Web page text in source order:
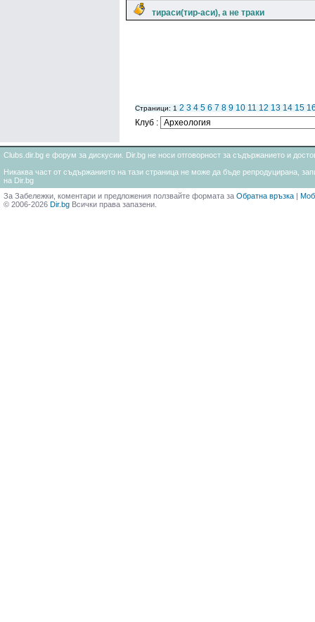
тираси(тир-аси), а не траки
Страници: 1 2 3 4 5 6 7 8 9 10 11 12 13 14 15
Клуб :
Clubs.dir.bg е форум за дискусии. Dir.bg не носи отговорност за съдържанието и
Никаква част от съдържанието на тази страница не може да бъде репродуцирана,
на Dir.bg
За Забележки, коментари и предложения ползвайте формата за Обратна връзка |
© 2006-2026 Dir.bg Всички права запазени.